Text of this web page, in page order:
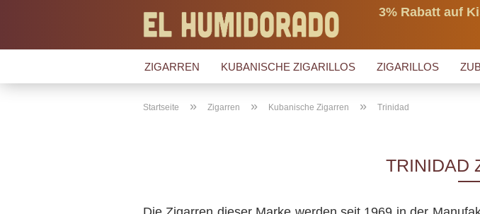
3% Rabatt auf
ZIGARREN KUBANISCHE ZIGARILLOS ZIGARILLOS
Startseite » Zigarren » Kubanische Zigarren » Trinidad
TRINIDAD